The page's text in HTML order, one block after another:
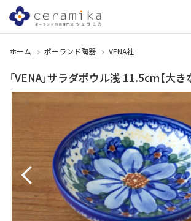
ホーム ポーランド陶器 VENA社
「VENA」サラダボウル浅 11.5cm【大き